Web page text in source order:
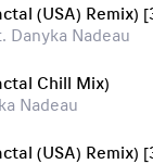
Danyka Nadeau
Chill Mix)
Nadeau